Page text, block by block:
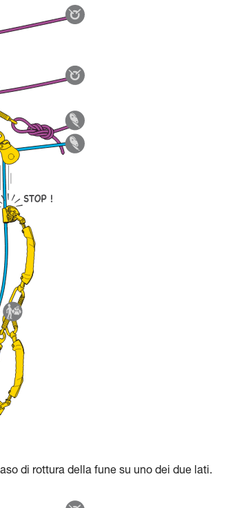
di rottura della fune su uno dei due lati.